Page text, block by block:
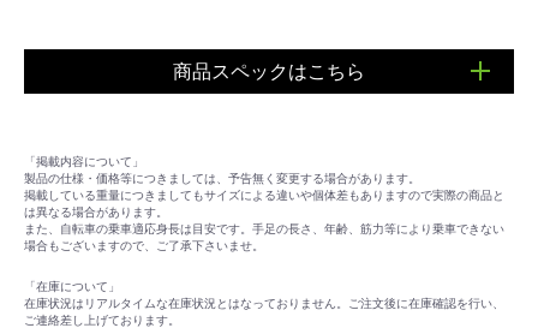
商品スペックはこちら
■サイズ：直径6mm×長さ50mm
「掲載内容について」
製品の仕様・価格等につきましては、予告無く変更する場合があります。
掲載している重量につきましてもサイズによる違いや個体差もありますので実際の商品と
は異なる場合があります。
また、自転車の乗車適応身長は目安です。手足の長さ、年齢、筋力等により乗車できない
場合もございますので、ご了承下さいませ。
「在庫について」
在庫状況はリアルタイムな在庫状況とはなっておりません。ご注文後に在庫確認を行い、
ご連絡差し上げております。